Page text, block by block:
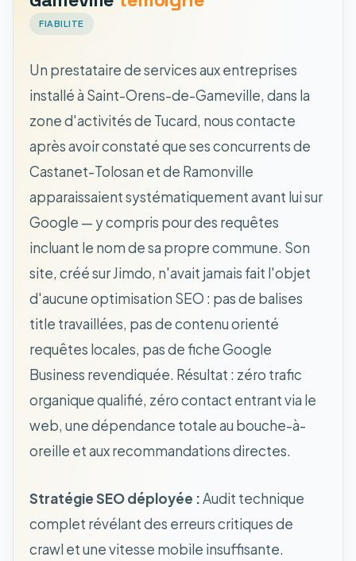
FIABILITE
Un prestataire de services aux entreprises
installé à Saint-Orens-de-Gameville, dans la
zone d'activités de Tucard, nous contacte
après avoir constaté que ses concurrents de
Castanet-Tolosan et de Ramonville
apparaissaient systématiquement avant lui sur
Google — y compris pour des requêtes
incluant le nom de sa propre commune. Son
site, créé sur Jimdo, n'avait jamais fait l'objet
d'aucune optimisation SEO : pas de balises
title travaillées, pas de contenu orienté
requêtes locales, pas de fiche Google
Business revendiquée. Résultat : zéro trafic
organique qualifié, zéro contact entrant via le
web, une dépendance totale au bouche-à-
oreille et aux recommandations directes.
Stratégie SEO déployée :Audit technique
complet révélant des erreurs critiques de
crawl et une vitesse mobile insuffisante.